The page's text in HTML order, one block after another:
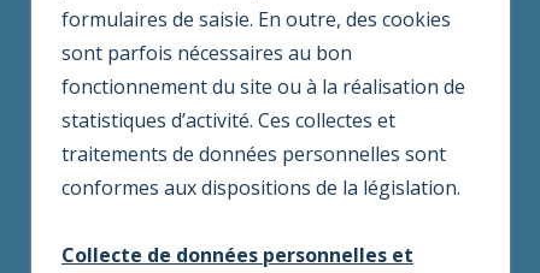
formulaires de saisie. En outre, des cookies
sont parfois nécessaires au bon
fonctionnement du site ou à la réalisation de
statistiques d’activité. Ces collectes et
traitements de données personnelles sont
conformes aux dispositions de la législation.
Collecte de données personnelles et